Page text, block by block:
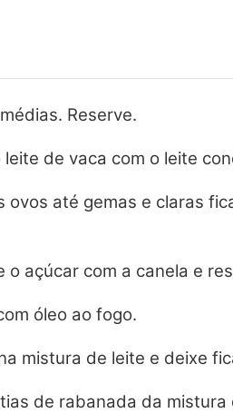
Reserve.
de vaca com o leite
até gemas e claras
o açúcar com a canela e
óleo ao fogo.
mistura de leite e deixe
de rabanada da mistura